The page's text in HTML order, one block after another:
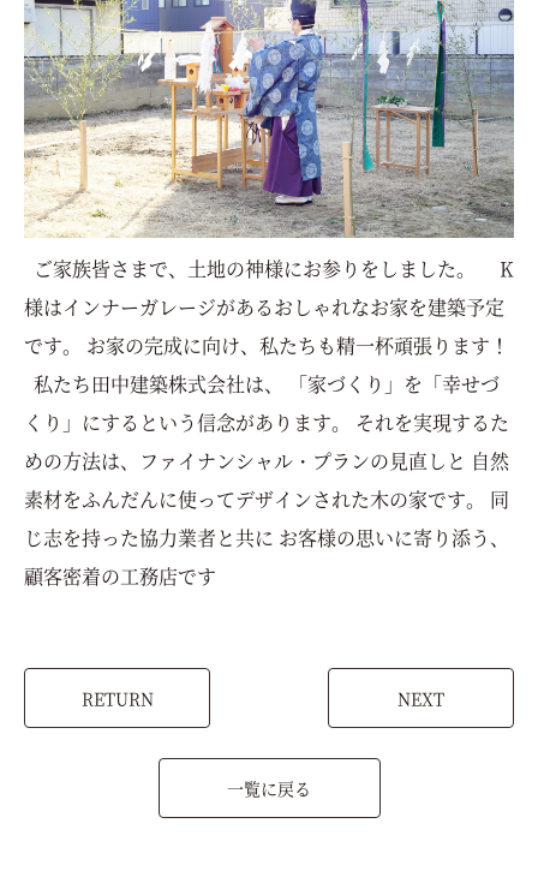
ご家族皆さまで、土地の神様にお参りをしました。 K
様はインナーガレージがあるおしゃれなお家を建築予定
です。 お家の完成に向け、私たちも精一杯頑張ります！
私たち田中建築株式会社は、 「家づくり」を「幸せづ
くり」にするという信念があります。 それを実現するた
めの方法は、ファイナンシャル・プランの見直しと 自然
素材をふんだんに使ってデザインされた木の家です。 同
じ志を持った協力業者と共に お客様の思いに寄り添う、
顧客密着の工務店です
RETURN NEXT
一覧に戻る